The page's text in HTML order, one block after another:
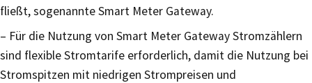
fließt, sogenannte Smart Meter Gateway.
– Für die Nutzung von Smart Meter Gateway Stromzählern
sind flexible Stromtarife erforderlich, damit die Nutzung bei
Stromspitzen mit niedrigen Strompreisen und